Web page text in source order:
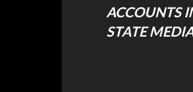
ACCOUNTS
STATE